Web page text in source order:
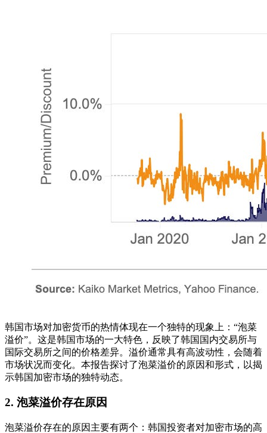
韩国市场对加密货币的热情体现在一个独特的现象上：“泡菜
溢价”。这是韩国市场的一大特色，反映了韩国国内交易所与
国际交易所之间的价格差异。溢价通常具有高波动性，会随着
市场状况而变化。本报告探讨了泡菜溢价的原因和形式，以揭
示韩国加密市场的独特动态。
2. 泡菜溢价存在原因
泡菜溢价存在的原因主要有两个：韩国投资者对加密市场的高